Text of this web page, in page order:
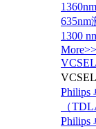
635nm
1300
More>>
Philips
（
Philips